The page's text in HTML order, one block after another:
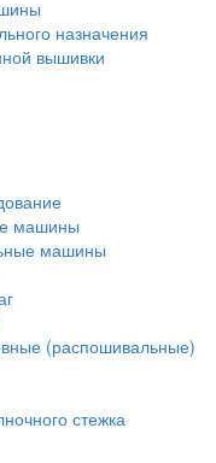
назначения
вышивки
машины
машины
(распошивальные)
стежка